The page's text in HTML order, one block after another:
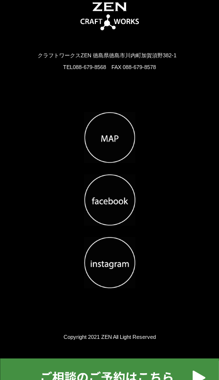
クラフトワークスZEN 徳島県徳島市川内町加賀須野382-1
TEL088-679-8568 FAX 088-679-8578
Copyright 2021 ZEN All Light Reserved